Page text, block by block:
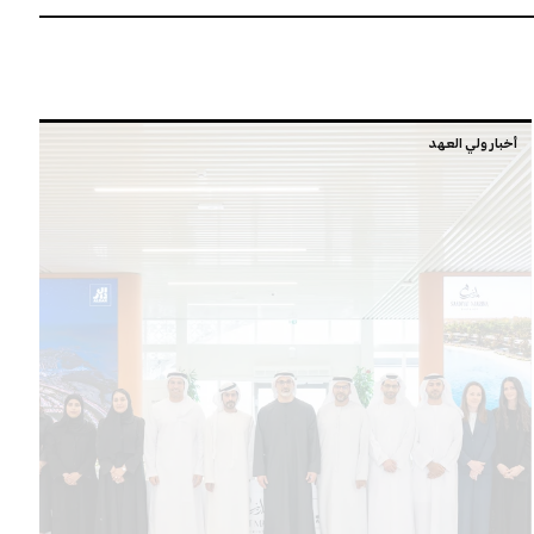
أخبار ولي العهد